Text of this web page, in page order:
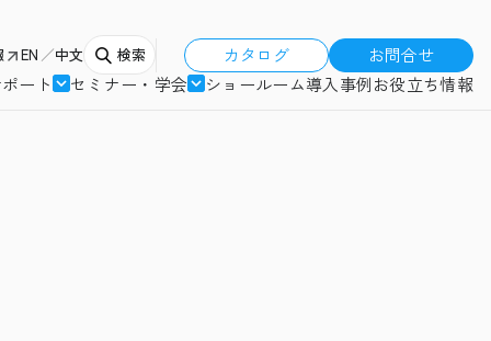
EN 中文 検索 カタログ
お問合せ
ート セミナー・学会 ショールーム導入事例お役立ち情報